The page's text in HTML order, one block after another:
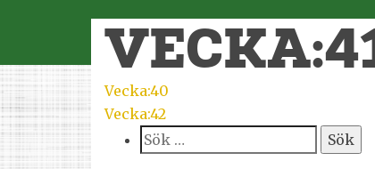
Vecka:40
Vecka:42
Sök
efter: